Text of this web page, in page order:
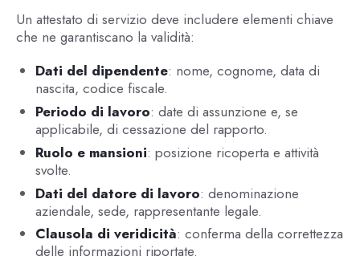
Un attestato di servizio deve includere elementi chiave
che ne garantiscano la validità:
Dati del dipendente: nome, cognome, data di
nascita, codice fiscale.
Periodo di lavoro: date di assunzione e, se
applicabile, di cessazione del rapporto.
Ruolo e mansioni: posizione ricoperta e attività
svolte.
Dati del datore di lavoro: denominazione
aziendale, sede, rappresentante legale.
Clausola di veridicità: conferma della correttezza
delle informazioni riportate.